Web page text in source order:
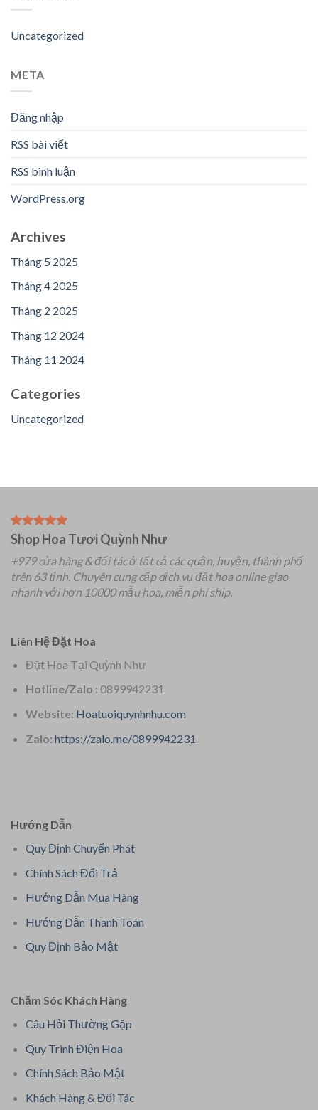
Uncategorized
META
Đăng nhập
RSS bài viết
RSS bình luận
WordPress.org
Archives
Tháng 5 2025
Tháng 4 2025
Tháng 2 2025
Tháng 12 2024
Tháng 11 2024
Categories
Uncategorized
Shop Hoa Tươi Quỳnh Như
+979 cửa hàng & đối tác ở tất cả các quận, huyện, thành phố
trên 63 tỉnh. Chuyên cung cấp dịch vụ đặt hoa online giao
nhanh với hơn 10000 mẫu hoa, miễn phí ship.
Liên Hệ Đặt Hoa
Đặt Hoa Tại Quỳnh Như
Hotline/Zalo : 0899942231
Website: Hoatuoiquynhnhu.com
Zalo: https://zalo.me/0899942231
Hướng Dẫn
Quy Định Chuyển Phát
Chính Sách Đổi Trả
Hướng Dẫn Mua Hàng
Hướng Dẫn Thanh Toán
Quy Định Bảo Mật
Chăm Sóc Khách Hàng
Câu Hỏi Thường Gặp
Quy Trình Điện Hoa
Chính Sách Bảo Mật
Khách Hàng & Đối Tác